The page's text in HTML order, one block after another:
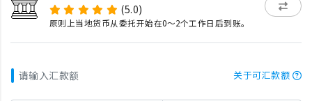
(5.0)
原则上当地货币从委托开始在0～2个工作日后到账。
请输入汇款额 关于可汇款额